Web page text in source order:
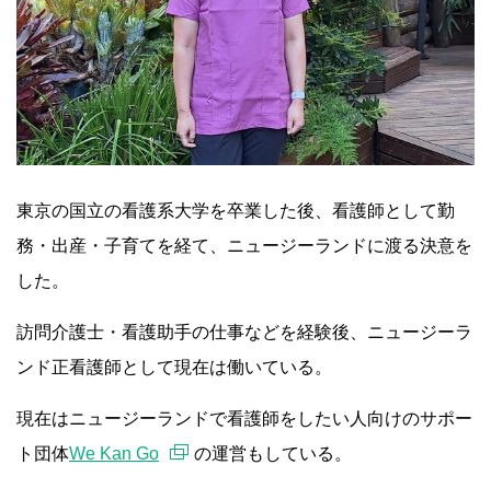
東京の国立の看護系大学を卒業した後、看護師として勤
務・出産 ・子育て を経て、ニュージーランドに渡る決意を
した。
訪問介護士・看護助手の仕事などを経験後、 ニュージーラ
ンド正看護師として現在は働いている。
現在はニュージーランドで看護師をしたい人向けのサポー
ト団体We Kan Go の運営もしている。